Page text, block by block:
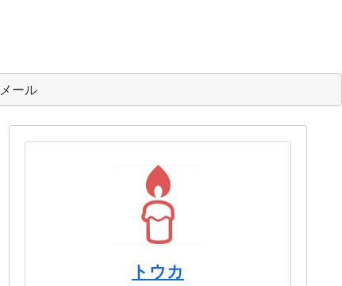
メール
トウカ